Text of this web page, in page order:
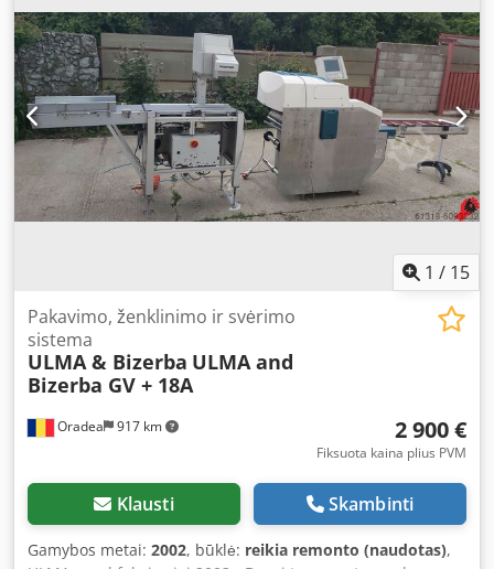
counted on the jogger table using the Bizerba paper scale,
aligned in the jogger, and smoothed by the smoothing
roller. The Knorr unloader grabs the paper stacks with the
clamp gripper and precisely palletizes them on a pallet
with exact edge alignment. The system can also be used as
a high-performance alternative to a stack lift for unloading
your guillotine cutter, in which case it is positioned on the
left side.
1 / 15
Oradea 917 km
Pakavimo, ženklinimo ir svėrimo
sistema
ULMA & Bizerba ULMA and
Bizerba GV + 18A
2 900 €
Fiksuota kaina plius PVM
Klausti Skambinti
Gamybos metai: 2002, būklė: reikia remonto (naudotas),